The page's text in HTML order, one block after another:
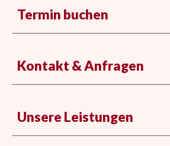
Termin buchen
Kontakt & Anfragen
Unsere Leistungen